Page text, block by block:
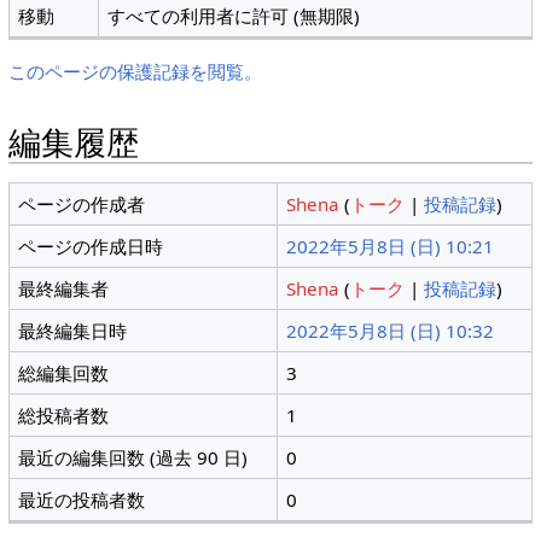
移動
すべての利用者に許可 (無期限)
このページの保護記録を閲覧。
編集履歴
ページの作成者 Shena ( トーク |投稿記録)
ページの作成日時
2022年5月8日 (日) 10:21
最終編集者
Shena ( トーク |投稿記録)
最終編集日時
2022年5月8日 (日) 10:32
総編集回数
3
総投稿者数
1
最近の編集回数 (過去 90 日)
0
最近の投稿者数
0